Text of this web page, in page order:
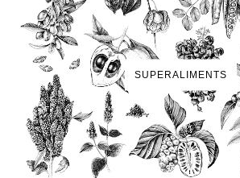
SUPERALIMENTS